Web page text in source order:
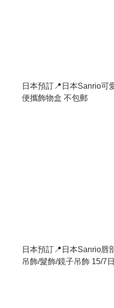
日本預訂📍日本Sanrio可
便攜飾物盒 不包郵
日本預訂📍日本Sanrio唇
吊飾/髮飾/鏡子吊飾 15/7